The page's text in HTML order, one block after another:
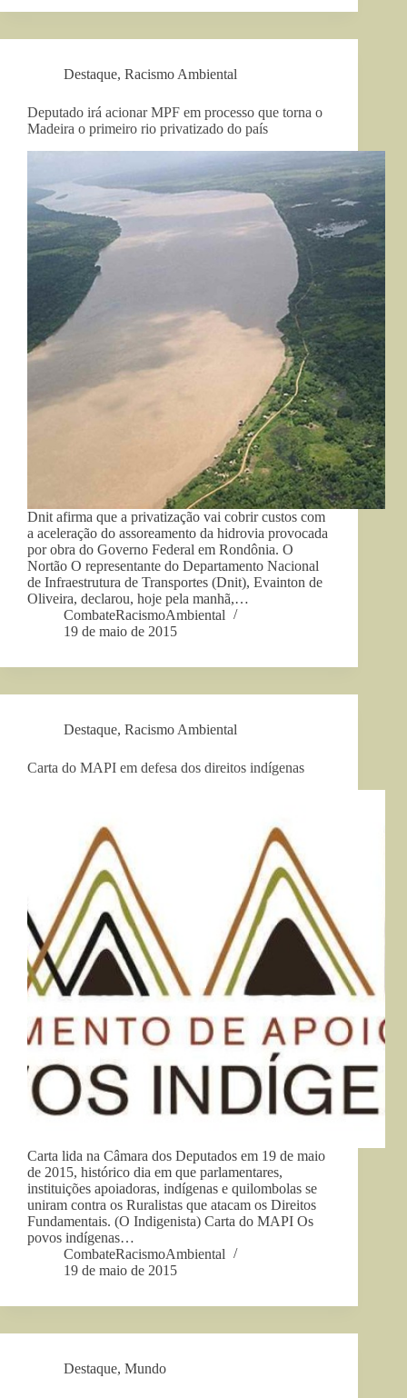
Destaque, Racismo Ambiental
Deputado irá acionar MPF em processo que torna o
Madeira o primeiro rio privatizado do país
Dnit afirma que a privatização vai cobrir custos com
a aceleração do assoreamento da hidrovia provocada
por obra do Governo Federal em Rondônia. O
Nortão O representante do Departamento Nacional
de Infraestrutura de Transportes (Dnit), Evainton de
Oliveira, declarou, hoje pela manhã,…
CombateRacismoAmbiental
19 de maio de 2015
Destaque, Racismo Ambiental
Carta do MAPI em defesa dos direitos indígenas
Carta lida na Câmara dos Deputados em 19 de maio
de 2015, histórico dia em que parlamentares,
instituições apoiadoras, indígenas e quilombolas se
uniram contra os Ruralistas que atacam os Direitos
Fundamentais. (O Indigenista) Carta do MAPI Os
povos indígenas…
CombateRacismoAmbiental
19 de maio de 2015
Destaque, Mundo